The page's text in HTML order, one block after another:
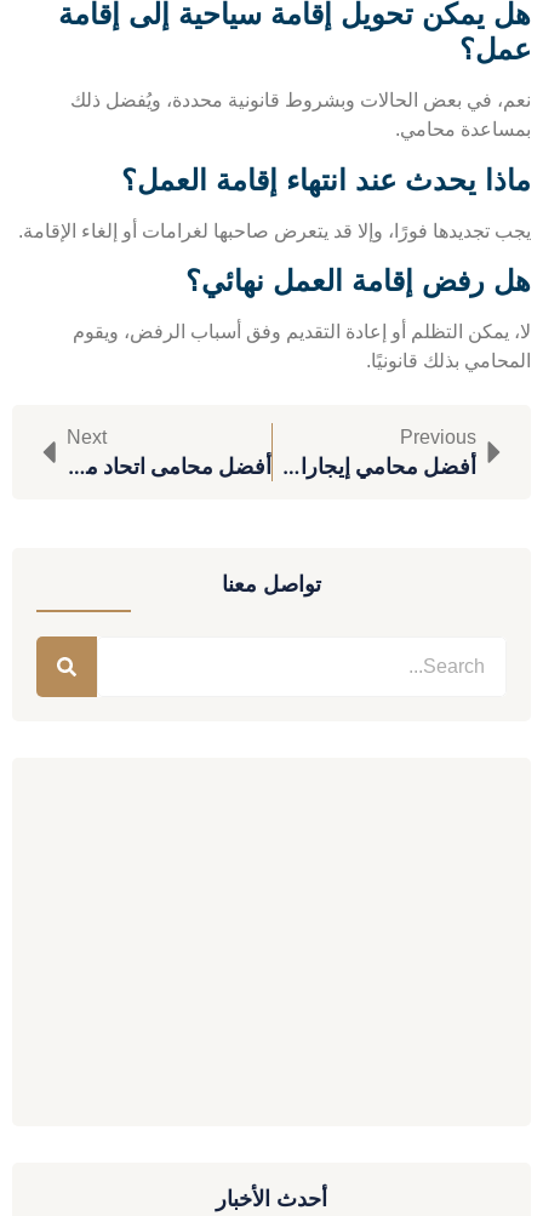
يمكن تحويل إقامة سياحية إلى إقامة
في بعض الحالات وبشروط قانونية محددة، ويُفضل ذلك
محامي.
يحدث عند انتهاء إقامة العمل؟
تجديدها فورًا، وإلا قد يتعرض صاحبها لغرامات أو إلغاء الإقامة.
رفض إقامة العمل نهائي؟
يمكن التظلم أو إعادة التقديم وفق أسباب الرفض، ويقوم
بذلك قانونيًا.
Previous
أفضل محامي إيجارات في مصر
Next
أفضل محامى اتحاد مقاولين في مصر
تواصل معنا
أحدث الأخبار